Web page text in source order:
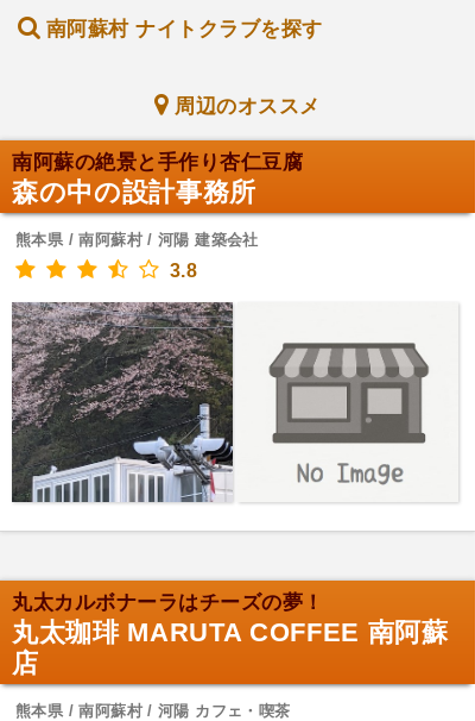
南阿蘇村 ナイトクラブを探す
周辺のオススメ
南阿蘇の絶景と手作り杏仁豆腐
森の中の設計事務所
熊本県 / 南阿蘇村 / 河陽 建築会社
3.8
丸太カルボナーラはチーズの夢！
丸太珈琲 MARUTA COFFEE 南阿蘇
店
熊本県 / 南阿蘇村 / 河陽 カフェ・喫茶